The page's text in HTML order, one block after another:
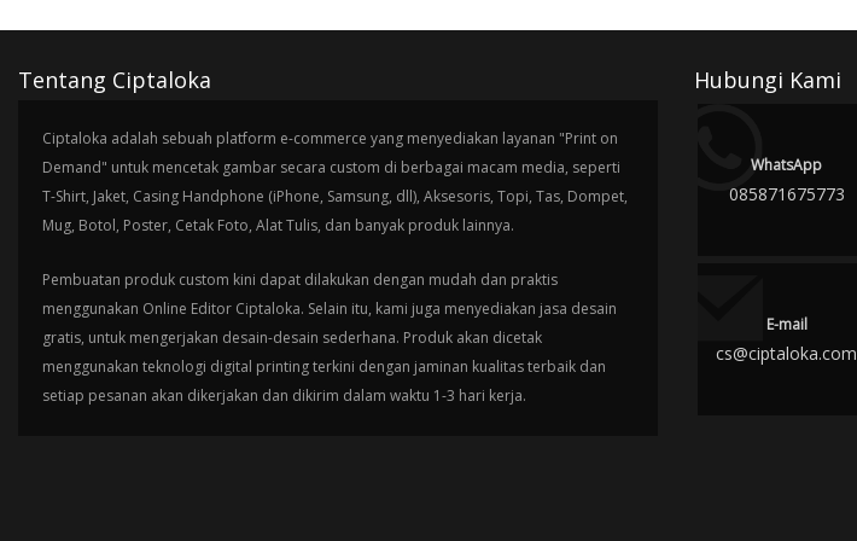
Tentang Ciptaloka
Ciptaloka adalah sebuah platform e-commerce yang menyediakan layanan "Print on
Demand" untuk mencetak gambar secara custom di berbagai macam media, seperti
T-Shirt, Jaket, Casing Handphone (iPhone, Samsung, dll), Aksesoris, Topi, Tas, Dompet,
Mug, Botol, Poster, Cetak Foto, Alat Tulis, dan banyak produk lainnya.
Pembuatan produk custom kini dapat dilakukan dengan mudah dan praktis
menggunakan Online Editor Ciptaloka. Selain itu, kami juga menyediakan jasa desain
gratis, untuk mengerjakan desain-desain sederhana. Produk akan dicetak
menggunakan teknologi digital printing terkini dengan jaminan kualitas terbaik dan
setiap pesanan akan dikerjakan dan dikirim dalam waktu 1-3 hari kerja.
Hubungi Kami
WhatsApp
085871675773
E-mail
cs@ciptaloka.com